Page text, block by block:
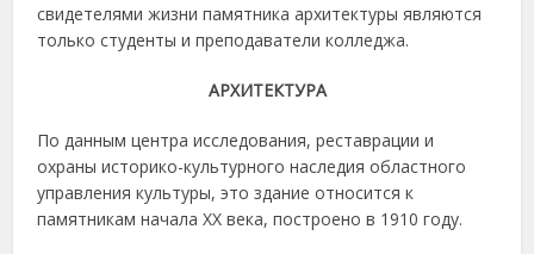
свидетелями жизни памятника архитектуры являются
только студенты и преподаватели колледжа.
АРХИТЕКТУРА
По данным центра исследования, реставрации и
охраны историко-культурного наследия областного
управления культуры, это здание относится к
памятникам начала XX века, построено в 1910 году.